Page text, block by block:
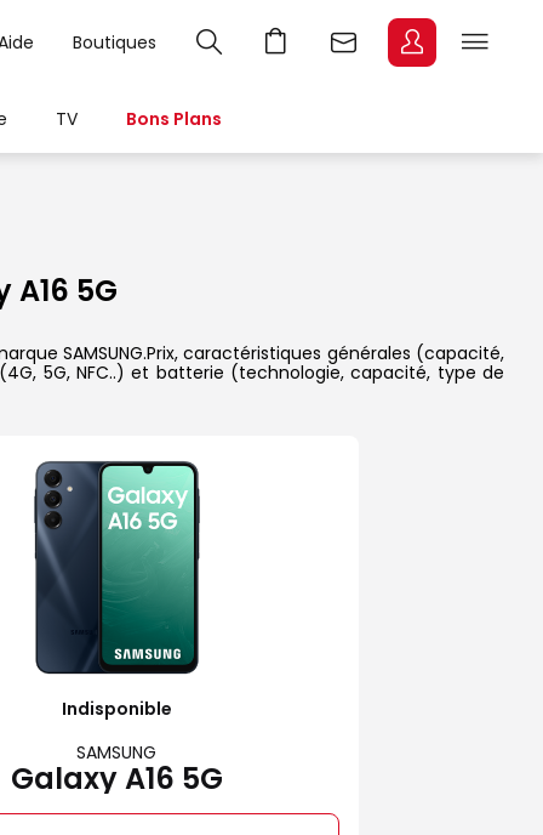
Boutiques
TV Bons Plans
A16 5G
SAMSUNG.Prix, caractéristiques générales (capacité,
5G, NFC..) et batterie (technologie, capacité, type de
Indisponible
SAMSUNG
Galaxy A16 5G